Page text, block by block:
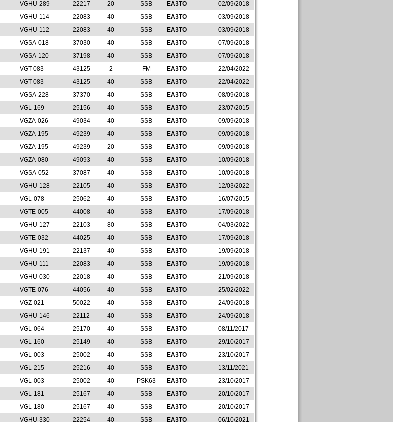
VGHU-289 22217 20 SSB EA3TO
02/09/2018
VGHU-114 22083 40 SSB EA3TO
03/09/2018
VGHU-112 22083 40 SSB EA3TO
03/09/2018
VGSA-018 37030 40 SSB EA3TO
07/09/2018
VGSA-120 37198 40 SSB EA3TO
07/09/2018
VGT-083 43125 2 FM EA3TO
22/04/2022
VGT-083 43125 40 SSB EA3TO
22/04/2022
VGSA-228 37370 40 SSB EA3TO
08/09/2018
VGL-169 25156 40 SSB EA3TO
23/07/2015
VGZA-026 49034 40 SSB EA3TO
09/09/2018
VGZA-195 49239 40 SSB EA3TO
09/09/2018
VGZA-195 49239 20 SSB EA3TO
09/09/2018
VGZA-080 49093 40 SSB EA3TO
10/09/2018
VGSA-052 37087 40 SSB EA3TO
10/09/2018
VGHU-128 22105 40 SSB EA3TO
12/03/2022
VGL-078 25062 40 SSB EA3TO
16/07/2015
VGTE-005 44008 40 SSB EA3TO
17/09/2018
VGHU-127 22103 80 SSB EA3TO
04/03/2022
VGTE-032 44025 40 SSB EA3TO
17/09/2018
VGHU-191 22137 40 SSB EA3TO
19/09/2018
VGHU-111 22083 40 SSB EA3TO
19/09/2018
VGHU-030 22018 40 SSB EA3TO
21/09/2018
VGTE-076 44056 40 SSB EA3TO
25/02/2022
VGZ-021 50022 40 SSB EA3TO
24/09/2018
VGHU-146 22112 40 SSB EA3TO
24/09/2018
VGL-064 25170 40 SSB EA3TO
08/11/2017
VGL-160 25149 40 SSB EA3TO
29/10/2017
VGL-003 25002 40 SSB EA3TO
23/10/2017
VGL-215 25216 40 SSB EA3TO
13/11/2021
VGL-003 25002 40 PSK63 EA3TO
23/10/2017
VGL-181 25167 40 SSB EA3TO
20/10/2017
VGL-180 25167 40 SSB EA3TO
20/10/2017
VGHU-330 22254 40 SSB EA3TO
06/10/2021